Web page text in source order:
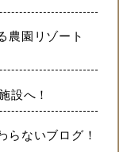
農園リゾート
設へ！
ないブログ！